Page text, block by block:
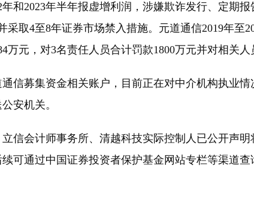
2023年半年报虚增利润，涉嫌欺诈发行、定期报
采取4至8年证券市场禁入措施。元道通信2019年
万元，对3名责任人员合计罚款1800万元并对相关人
募集资金相关账户，目前正在对中介机构执业情
安机关。
会计师事务所、清越科技实际控制人已公开声明
可通过中国证券投资者保护基金网站专栏等渠道